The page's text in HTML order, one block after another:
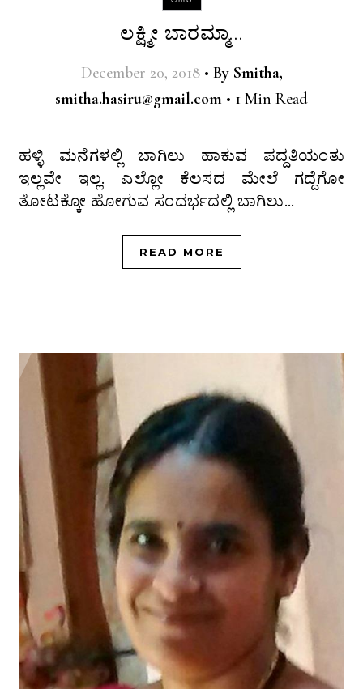
ಲಕ್ಷ್ಮೀ ಬಾರಮ್ಮಾ…
December 20, 2018 • By Smitha,
smitha.hasiru@gmail.com • 1 Min Read
ಹಳ್ಳಿ ಮನೆಗಳಲ್ಲಿ ಬಾಗಿಲು ಹಾಕುವ ಪದ್ದತಿಯಂತು
ಇಲ್ಲವೇ ಇಲ್ಲ. ಎಲ್ಲೋ ಕೆಲಸದ ಮೇಲೆ ಗದ್ದೆಗೋ
ತೋಟಕ್ಕೋ ಹೋಗುವ ಸಂದರ್ಭದಲ್ಲಿ ಬಾಗಿಲು…
READ MORE